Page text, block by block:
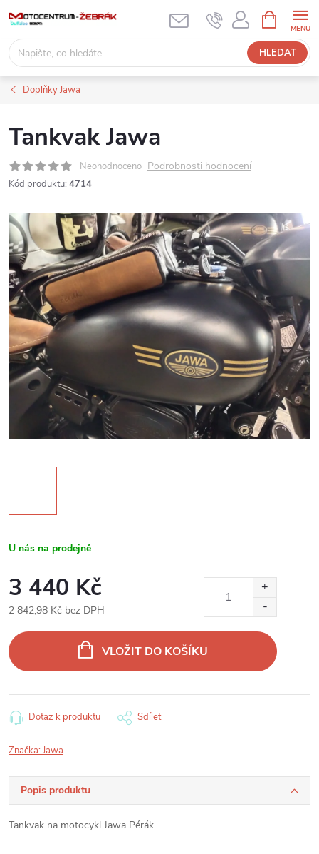
obsah
HLEDAT
NÁKUPNÍ
KOŠÍK
Doplňky Jawa
Tankvak Jawa
Neohodnoceno Podrobnosti hodnocení
Kód produktu: 4714
U nás na prodejně
3 440 Kč
2 842,98 Kč bez DPH
cena:
VLOŽIT DO KOŠÍKU
Dotaz k produktu Sdílet
Značka:Jawa
Popis produktu
Tankvak na motocykl Jawa Pérák.